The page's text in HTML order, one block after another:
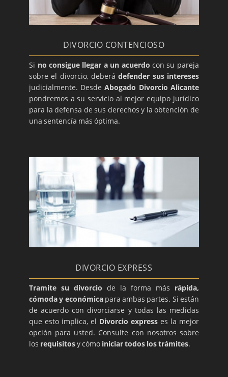
DIVORCIO CONTENCIOSO
Si no consigue llegar a un acuerdo con su pareja
sobre el divorcio, deberádefender sus intereses
judicialmente. DesdeAbogado Divorcio Alicante
pondremos a su servicio al mejor equipo jurídico
para la defensa de sus derechos y la obtención de
una sentencía más óptima.
DIVORCIO EXPRESS
Tramite su divorcio de la forma más rápida,
cómoda y económicapara ambas partes. Si están
de acuerdo con divorciarse y todas las medidas
que esto implica, el Divorcio expresses la mejor
opción para usted. Consulte con nosotros sobre
los requisitosy cómo iniciar todos los trámites.